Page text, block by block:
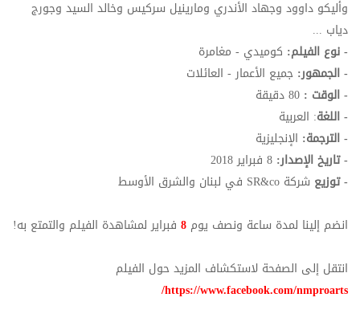
وأليكو داوود وجهاد الأندري ومارينيل سركيس وخالد السيد وجورج
دياب ...
- نوع الفيلم: كوميدي - مغامرة
- الجمهور: جميع الأعمار - العائلات
- الوقت :
- اللغة: العربية
- الترجمة: الإنجليزية
- تاريخ الإصدار:
- توزيع شركة SR&co في لبنان والشرق الأوسط
انضم إلينا لمدة ساعة ونصف يوم 8 فبراير لمشاهدة الفيلم والتمتع به!
انتقل إلى الصفحة لاستكشاف المزيد حول الفيلم
https://www.facebook.com/nmproarts/